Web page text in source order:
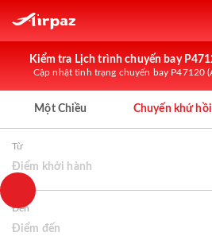
Kiểm tra Lịch trình chuyến bay
Cập nhật tình trạng chuyến bay P47120
Một Chiều Chuyến khứ hồi
Từ
Điểm khởi hành
Đến
Điểm đến